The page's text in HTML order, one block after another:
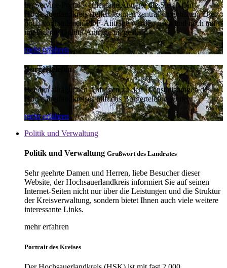
Im Service-Portal werden alle Anträge die Sie an den
Hochsauerlandkreis stellen können zentral vorgehalten. Die
noch vorhandenen PDF-Anträge werden nach und nach auf
intelligente Online-Anträge umgestellt.
mehr erfahren
Bürgertelefon
Bei den alltäglichen Anfragen zu den Dienstleistungen des
Hochsauerlandkreises hilft das Bürgertelefon weiter.
mehr erfahren
Politik und Verwaltung
Politik und Verwaltung Grußwort des Landrates
Sehr geehrte Damen und Herren, liebe Besucher dieser
Website, der Hochsauerlandkreis informiert Sie auf seinen
Internet-Seiten nicht nur über die Leistungen und die Struktur
der Kreisverwaltung, sondern bietet Ihnen auch viele weitere
interessante Links.
mehr erfahren
Portrait des Kreises